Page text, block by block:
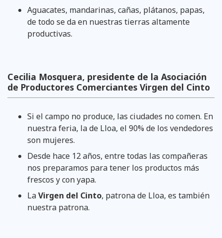
Aguacates, mandarinas, cañas, plátanos, papas,
de todo se da en nuestras tierras altamente
productivas.
Cecilia Mosquera, presidente de la Asociación
de Productores Comerciantes Virgen del Cinto
Si el campo no produce, las ciudades no comen. En
nuestra feria, la de Lloa, el 90% de los vendedores
son mujeres.
Desde hace 12 años, entre todas las compañeras
nos preparamos para tener los productos más
frescos y con yapa.
LaVirgen del Cinto, patrona de Lloa, es también
nuestra patrona.